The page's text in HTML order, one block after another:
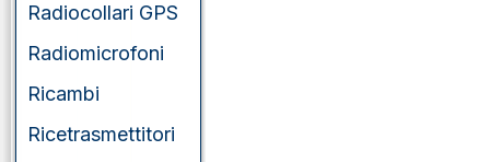
Radiocollari GPS
Radiomicrofoni
Ricambi
Ricetrasmettitori